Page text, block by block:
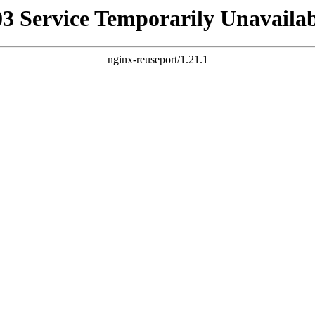
Service Temporarily
nginx-reuseport/1.21.1